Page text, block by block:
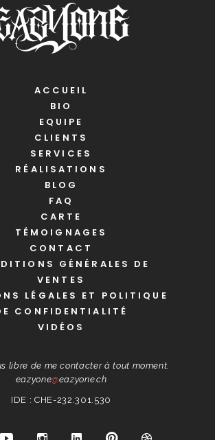
ACCUEIL
BIO
EQUIPE
CLIENTS
SERVICES
RÉALISATIONS
BLOG
FAQ
CARTE
TÉMOIGNAGES
CONTACT
GÉNÉRALES DE
VENTES
LÉGALES ET POLITIQUE
CONFIDENTIALITÉ
VIDÉOS
libre de me contacter à tout moment.
eazyone@eazyone.ch
IDE : CHE-232.301.530